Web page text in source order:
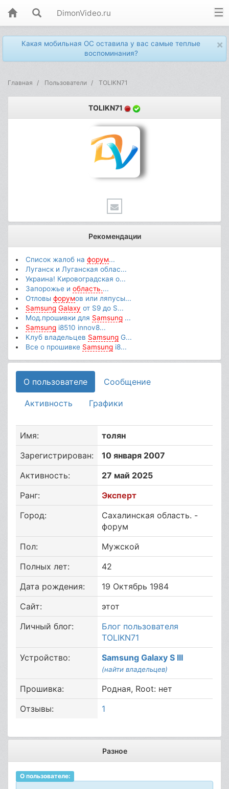
DimonVideo.ru
×
Какая мобильная ОС оставила у вас самые теплые
воспоминания?
Главная Пользователи TOLIKN71
TOLIKN71
Рекомендации
Список жалоб нафорум...
Луганск и Луганская облас...
Украина! Кировоградская о...
Запорожье иобласть....
Отловыфорумов или ляпусы...
Samsung Galaxy от S9 до S...
Мод.прошивки для Samsung ...
Samsung i8510 innov8...
Клуб владельцев Samsung G...
Все о прошивке Samsung i8...
О пользователе Сообщение
Активность Графики
Имя:
толян
Зарегистрирован:
10 января 2007
Активность:
27 май 2025
Ранг:
Эксперт
Город:
Сахалинская область. -
форум
Пол:
Мужской
Полных лет:
42
Дата рождения:
19 Октябрь 1984
Сайт:
этот
Личный блог:
Блог пользователя
TOLIKN71
Устройство:
Samsung Galaxy S III
(найти владельцев)
Прошивка:
Родная, Root: нет
Отзывы:
1
Разное
О пользователе: